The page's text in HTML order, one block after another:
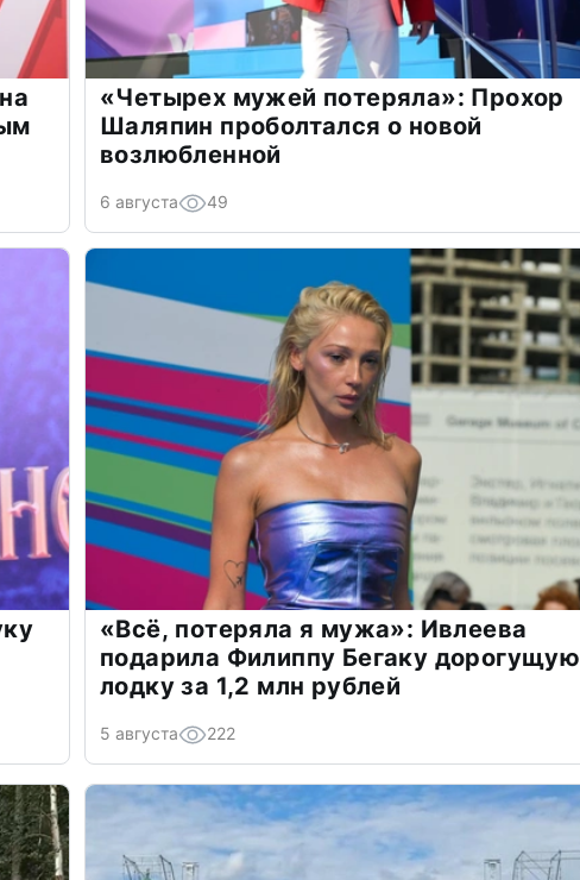
«Четырех мужей потеряла»: Прохор
Шаляпин проболтался о новой
возлюбленной
6 августа 49
«Всё, потеряла я мужа»: Ивлеева
подарила Филиппу Бегаку дорогущую
лодку за 1,2 млн рублей
5 августа 222